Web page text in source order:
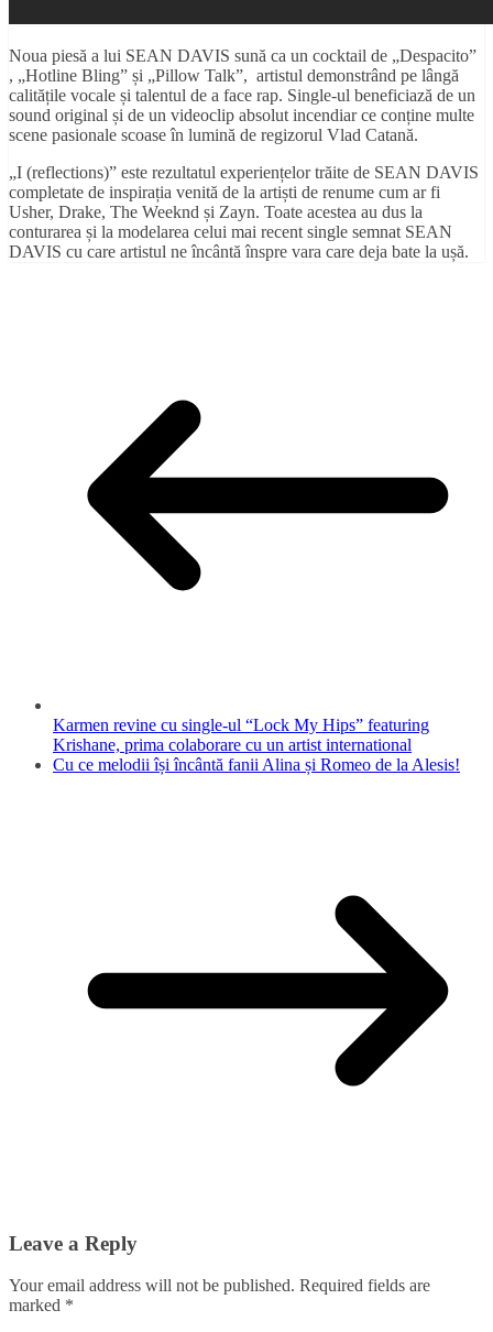
Noua piesă a lui SEAN DAVIS sună ca un cocktail de „Despacito”
, „Hotline Bling” și „Pillow Talk”, artistul demonstrând pe lângă
calitățile vocale și talentul de a face rap. Single-ul beneficiază de un
sound original și de un videoclip absolut incendiar ce conține multe
scene pasionale scoase în lumină de regizorul Vlad Catană.
„I (reflections)” este rezultatul experiențelor trăite de SEAN DAVIS
completate de inspirația venită de la artiști de renume cum ar fi
Usher, Drake, The Weeknd și Zayn. Toate acestea au dus la
conturarea și la modelarea celui mai recent single semnat SEAN
DAVIS cu care artistul ne încântă înspre vara care deja bate la ușă.
Karmen revine cu single-ul “Lock My Hips” featuring
Krishane, prima colaborare cu un artist international
Cu ce melodii își încântă fanii Alina și Romeo de la Alesis!
Leave a Reply
Your email address will not be published. Required fields are
marked *